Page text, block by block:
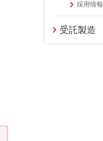
採用情報
受託製造